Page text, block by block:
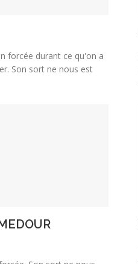
forcée durant ce qu'on a
Son sort ne nous est